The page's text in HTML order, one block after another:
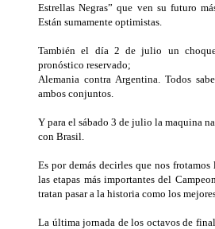
Estrellas Negras” que ven su futuro
Están sumamente optimistas.
También el día 2 de julio un
pronóstico reservado;
Alemania contra Argentina. Todos
ambos conjuntos.
Y para el sábado 3 de julio la maquina
con Brasil.
Es por demás decirles que nos
las etapas más importantes del
tratan pasar a la historia como los
La última jornada de los octavos de